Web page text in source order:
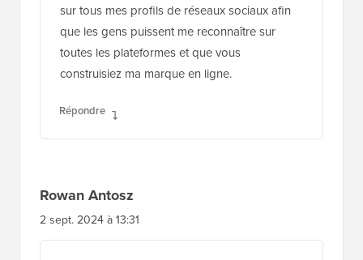
sur tous mes profils de réseaux sociaux afin
que les gens puissent me reconnaître sur
toutes les plateformes et que vous
construisiez ma marque en ligne.
Répondre
Rowan Antosz
2 sept. 2024 à 13:31